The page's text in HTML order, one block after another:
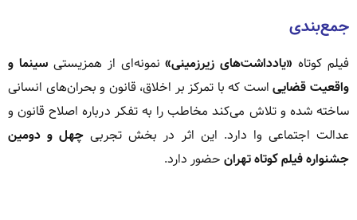
جمع‌بندی
فیلم کوتاه «یادداشت‌های زیرزمینی»نمونه‌ای از همزیستیسینما و
واقعیت قضاییاست که با تمرکز بر اخلاق، قانون و بحران‌های انسانی
ساخته شده و تلاش می‌کند مخاطب را به تفکر درباره اصلاح قانون و
عدالت اجتماعی وا دارد. این اثر در بخش تجربی چهل و دومین
جشنواره فیلم کوتاه تهران حضور دارد.